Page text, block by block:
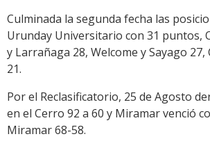
Culminada la segunda fecha las
Urunday Universitario con 31 puntos,
y Larrañaga 28, Welcome y Sayago
21.
Por el Reclasificatorio, 25 de Agosto
en el Cerro 92 a 60 y Miramar venció
Miramar 68-58.